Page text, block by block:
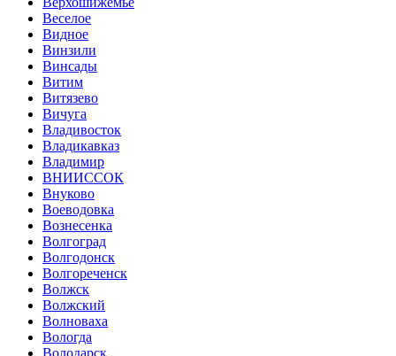
Веселое
Видное
Винзили
Винсады
Витим
Витязево
Вичуга
Владивосток
Владикавказ
Владимир
ВНИИССОК
Внуково
Воеводовка
Вознесенка
Волгоград
Волгодонск
Волгореченск
Волжск
Волжский
Волноваха
Вологда
Володарск